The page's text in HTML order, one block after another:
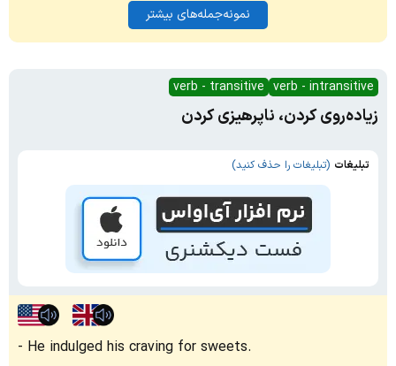
نمونه‌جمله‌های بیشتر
verb - intransitive
verb - transitive
زیاده‌روی کردن، ناپرهیزی کردن
تبلیغات (تبلیغات را حذف کنید)
He indulged his craving for sweets.